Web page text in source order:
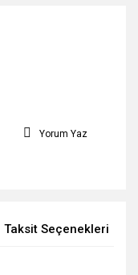
Yorum Yaz
Taksit Seçenekleri